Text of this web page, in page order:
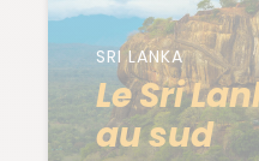
SRI LANKA
Le Sri
au sud